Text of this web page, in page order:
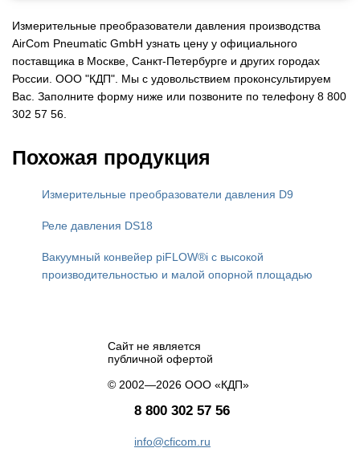
Измерительные преобразователи давления производства
AirCom Pneumatic GmbH узнать цену у официального
поставщика в Москве, Санкт-Петербурге и других городах
России. ООО "КДП". Мы с удовольствием проконсультируем
Вас. Заполните форму ниже или позвоните по телефону 8 800
302 57 56.
Похожая продукция
Измерительные преобразователи давления D9
Реле давления DS18
Вакуумный конвейер piFLOW®i с высокой
производительностью и малой опорной площадью
Сайт не является
публичной офертой
© 2002—2026 ООО «КДП»
8 800 302 57 56
info@cficom.ru